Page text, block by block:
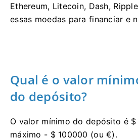
Ethereum, Litecoin, Dash,
essas moedas para financiar e
Qual é o valor
do depósito?
O valor mínimo do depósito é
máximo - $ 100000 (ou €).